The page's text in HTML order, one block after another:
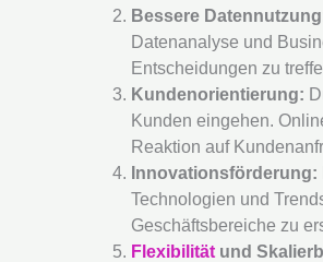
Bessere
Datenanalyse und
Entscheidungen zu
Kundenorientierung:
Kunden eingehen.
Reaktion auf
Innovationsförderung:
Technologien und
Geschäftsbereiche zu
Flexibilität und